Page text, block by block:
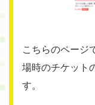
こちらのページ
場時のチケット
す。